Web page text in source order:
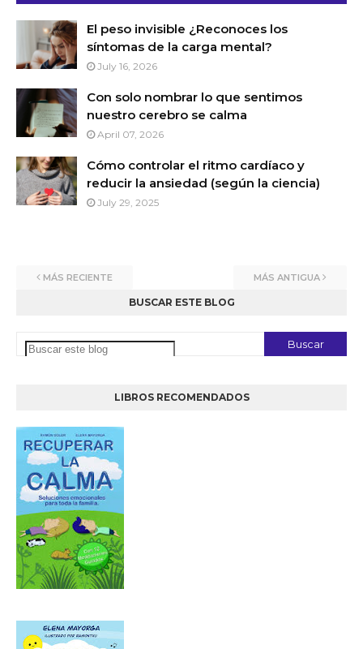
El peso invisible ¿Reconoces los
síntomas de la carga mental?
July 16, 2026
Con solo nombrar lo que sentimos
nuestro cerebro se calma
April 07, 2026
Cómo controlar el ritmo cardíaco y
reducir la ansiedad (según la ciencia)
July 29, 2025
MÁS RECIENTE MÁS ANTIGUA
BUSCAR ESTE BLOG
LIBROS RECOMENDADOS